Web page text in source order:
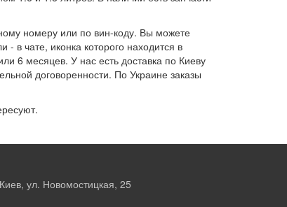
номеру или по вин-коду. Вы можете
в чате, иконка которого находится в
6 месяцев. У нас есть доставка по Киеву
договоренности. По Украине заказы
ул. Новомостицкая, 25